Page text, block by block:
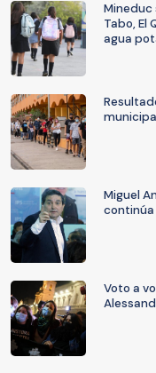
Mineduc
Tabo, El
agua
Miguel
continúa
Voto a